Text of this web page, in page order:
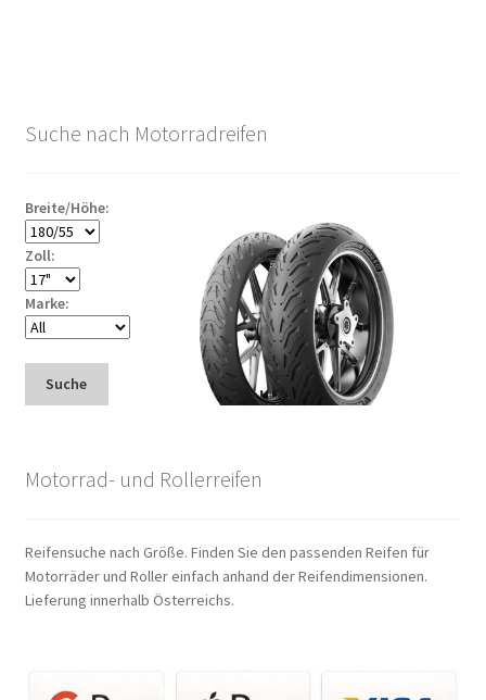
Suche nach Motorradreifen
Breite/Höhe:
Zoll:
Marke:
Suche
Motorrad- und Rollerreifen
Reifensuche nach Größe. Finden Sie den passenden Reifen für
Motorräder und Roller einfach anhand der Reifendimensionen.
Lieferung innerhalb Österreichs.